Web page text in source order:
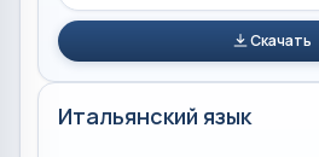
Скачать
Итальянский язык